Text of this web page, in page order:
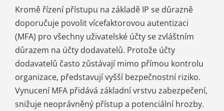
Kromě řízení přístupu na základě IP se důrazně
doporučuje povolit vícefaktorovou autentizaci
(MFA) pro všechny uživatelské účty se zvláštním
důrazem na účty dodavatelů. Protože účty
dodavatelů často zůstávají mimo přímou kontrolu
organizace, představují vyšší bezpečnostní riziko.
Vynucení MFA přidává základní vrstvu zabezpečení,
snižuje neoprávněný přístup a potenciální hrozby.